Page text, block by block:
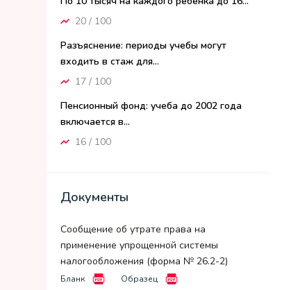
20 / 100
Разъяснение: периоды учебы могут
входить в стаж для...
17 / 100
Пенсионный фонд: учеба до 2002 года
включается в...
16 / 100
Документы
Сообщение об утрате права на
применение упрощенной системы
налогообложения (форма № 26.2-2)
Бланк Образец